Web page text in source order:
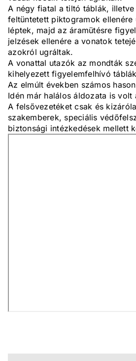
A négy fiatal a tiltó táblák,
feltüntetett piktogramok ellenére
léptek, majd az áramütésre
jelzések ellenére a vonatok
azokról ugráltak.
A vonattal utazók az mondták
kihelyezett figyelemfelhívó
Az elmúlt években számos
Idén már halálos áldozata is volt
A felsővezetéket csak és
szakemberek, speciális
biztonsági intézkedések mellett